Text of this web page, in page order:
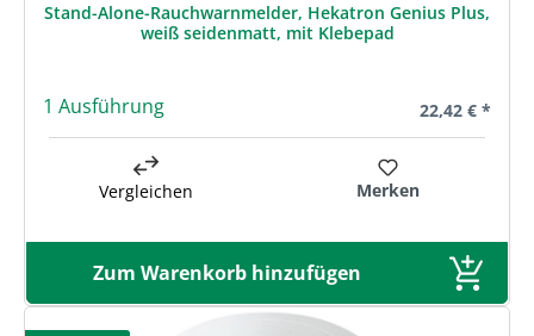
Stand-Alone-Rauchwarnmelder, Hekatron Genius Plus,
weiß seidenmatt, mit Klebepad
1 Ausführung Regulärer
22,42 € *
Vergleichen Merken
Zum Warenkorb hinzufügen